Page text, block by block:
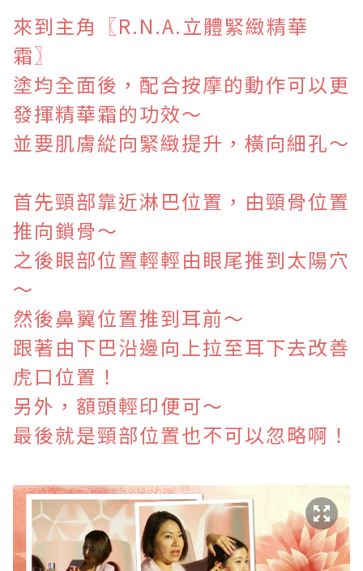
來到主角〖R.N.A.立體緊緻精華
霜〗
塗均全面後，配合按摩的動作可以更
發揮精華霜的功效～
並要肌膚緃向緊緻提升，橫向細孔～
首先頸部靠近淋巴位置，由頸骨位置
推向鎖骨～
之後眼部位置輕輕由眼尾推到太陽穴
～
然後鼻翼位置推到耳前～
跟著由下巴沿邊向上拉至耳下去改善
虎口位置！
另外，額頭輕印便可～
最後就是頸部位置也不可以忽略啊！